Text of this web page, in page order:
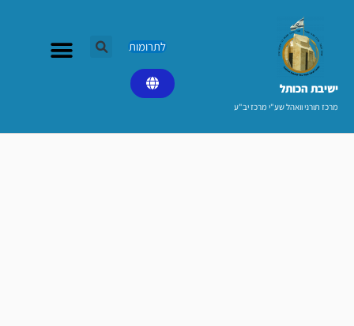
ישיבת הכותל​
מרכז תורני וואהל שע"י מרכז יב"ע
לתרומות